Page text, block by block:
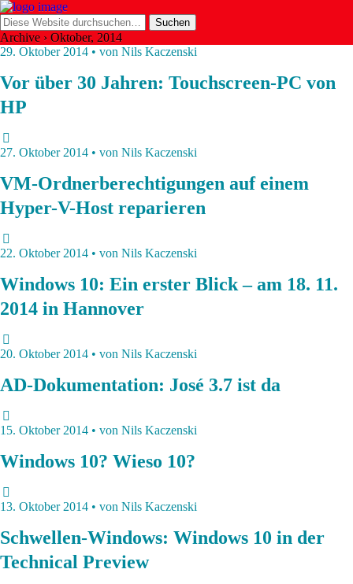
Archive › Oktober, 2014
29. Oktober 2014 • von Nils Kaczenski
Vor über 30 Jahren: Touchscreen-PC von
HP
27. Oktober 2014 • von Nils Kaczenski
VM-Ordnerberechtigungen auf einem
Hyper-V-Host reparieren
22. Oktober 2014 • von Nils Kaczenski
Windows 10: Ein erster Blick – am 18. 11.
2014 in Hannover
20. Oktober 2014 • von Nils Kaczenski
AD-Dokumentation: José 3.7 ist da
15. Oktober 2014 • von Nils Kaczenski
Windows 10? Wieso 10?
13. Oktober 2014 • von Nils Kaczenski
Schwellen-Windows: Windows 10 in der
Technical Preview